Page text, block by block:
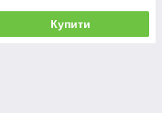
Купити